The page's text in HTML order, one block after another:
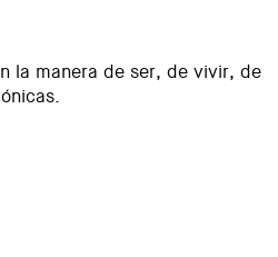
la manera de ser, de vivir, de